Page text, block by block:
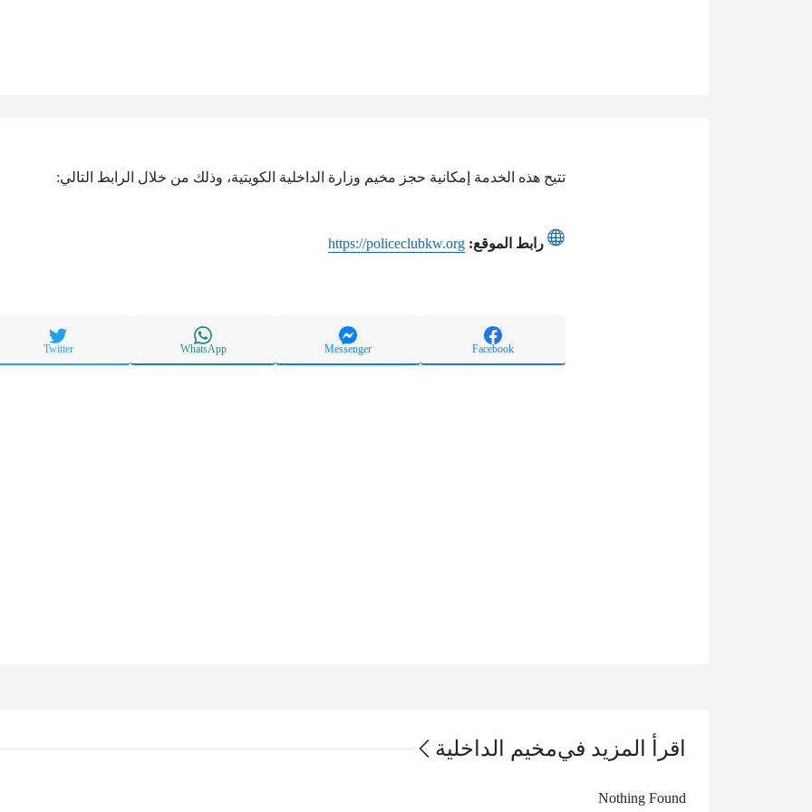
تتيح هذه الخدمة إمكانية حجز مخيم وزارة الداخلية الكويتية، وذلك من خلال الرابط التالي:
رابط الموقع: https://policeclubkw.org
Facebook
Messenger
WhatsApp
Twitter
اقرأ المزيد فيمخيم الداخلية
Nothing Found